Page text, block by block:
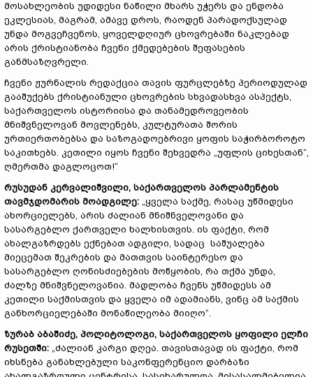
მოსახლეობის უდიდესი ნაწილი მხარს უჭერს და ენდობა
ეკლესიას, მაგრამ, ამავე დროს, რაოდენ პარადოქსულად
უნდა მოგვეჩვენოს, ყოველდღიურ ცხოვრებაში ნაკლებად
არის ქრისტიანობა ჩვენი ქმედებების შეფასების
განმსაზღვრელი.
ჩვენი ჟურნალის რედაქცია თავის ფურცლებზე პერიოდულად
გააშუქებს ქრისტიანული ცხოვრების სხვადასხვა ასპექტს,
საქართველოს ისტორიისა და თანამედროვეობის
მნიშვნელოვან მოვლენებს, კულტურათა შორის
ურთიერთობებსა და საზოგადოებრივი ყოფის საჭირბოროტო
საკითხებს. კეთილი იყოს ჩვენი შეხვედრა „უფლის ციხესთან“,
ღმერთმა დაგლოცოთ!“
რუსუდან კერვალიშვილი, საქართველოს პარლამენტის
თავმჯდომარის მოადგილე: „ყველა საქმე, რასაც უწმიდესი
ახორციელებს, არის ძალიან მნიშნველოვანი და
სასარგებლო ქართველი ხალხისთვის. ის ფაქტი, რომ
ახალგაზრდებს ექნებათ ადგილი, სადაც საშუალება
მიეცემათ შეკრების და მათთვის საინტერესო და
სასარგებლო ღონისძიებების მოწყობის, რა თქმა უნდა,
ძალზე მნიშვნელოვანია. მადლობა ჩვენს უწმიდესს ამ
კეთილი საქმისთვის და ყველა იმ ადამიანს, ვინც ამ საქმის
განხორციელებაში მონაწილეობა მიიღო“.
ზურაბ აბაშიძე, პოლიტოლოგი, საქართველოს ყოფილი ელჩი
რუსეთში: „ძალიან კარგი დღეა. თავისთავად ის ფაქტი, რომ
იხსნება განახლებული საკონფერენციო დარბაზი